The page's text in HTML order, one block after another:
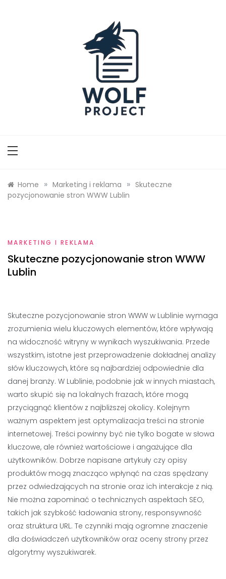
Home » Marketing i reklama » Skuteczne
pozycjonowanie stron WWW Lublin
MARKETING I REKLAMA
Skuteczne pozycjonowanie stron WWW
Lublin
Skuteczne pozycjonowanie stron WWW w Lublinie wymaga
zrozumienia wielu kluczowych elementów, które wpływają
na widoczność witryny w wynikach wyszukiwania. Przede
wszystkim, istotne jest przeprowadzenie dokładnej analizy
słów kluczowych, które są najbardziej odpowiednie dla
danej branży. W Lublinie, podobnie jak w innych miastach,
warto skupić się na lokalnych frazach, które mogą
przyciągnąć klientów z najbliższej okolicy. Kolejnym
ważnym aspektem jest optymalizacja treści na stronie
internetowej. Treści powinny być nie tylko bogate w słowa
kluczowe, ale również wartościowe i angażujące dla
użytkowników. Dobrze napisane artykuły czy opisy
produktów mogą znacząco wpłynąć na czas spędzany
przez odwiedzających na stronie oraz ich interakcje z nią.
Nie można zapominać o technicznych aspektach SEO,
takich jak szybkość ładowania strony, responsywność
oraz struktura URL. Te czynniki mają ogromne znaczenie
dla doświadczeń użytkowników oraz oceny strony przez
algorytmy wyszukiwarek.